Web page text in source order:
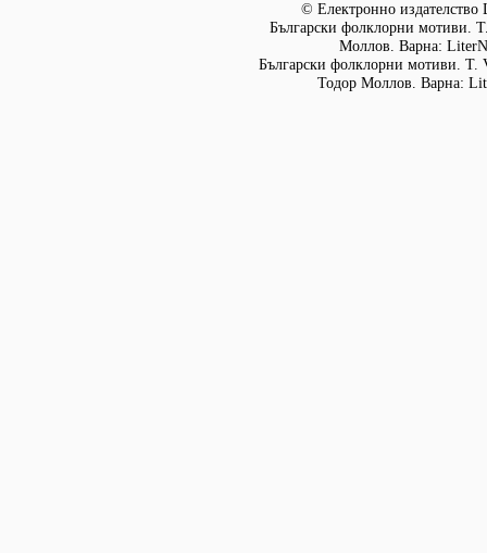
© Електронно издателство
Български фолклорни мотиви.
Моллов. Варна:
Български фолклорни мотиви.
Тодор Моллов. Варна: